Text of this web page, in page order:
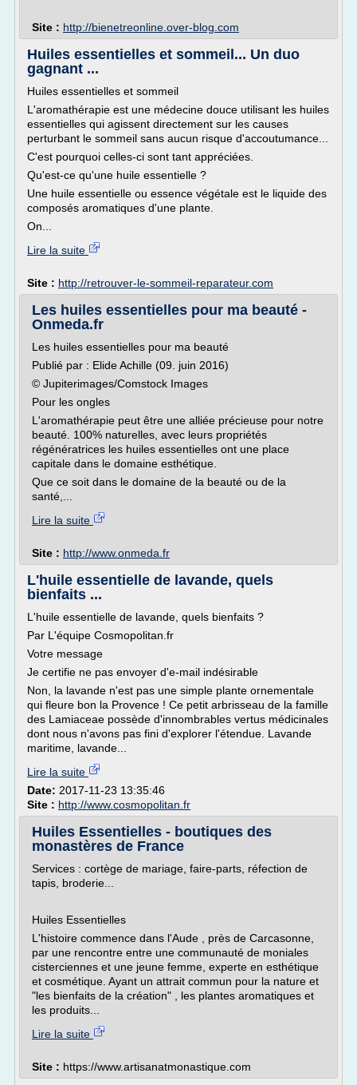
Site : http://bienetreonline.over-blog.com
Huiles essentielles et sommeil... Un duo
gagnant ...
Huiles essentielles et sommeil
L'aromathérapie est une médecine douce utilisant les huiles
essentielles qui agissent directement sur les causes
perturbant le sommeil sans aucun risque d'accoutumance...
C'est pourquoi celles-ci sont tant appréciées.
Qu'est-ce qu'une huile essentielle ?
Une huile essentielle ou essence végétale est le liquide des
composés aromatiques d'une plante.
On...
Lire la suite
Site : http://retrouver-le-sommeil-reparateur.com
Les huiles essentielles pour ma beauté -
Onmeda.fr
Les huiles essentielles pour ma beauté
Publié par : Elide Achille (09. juin 2016)
© Jupiterimages/Comstock Images
Pour les ongles
L'aromathérapie peut être une alliée précieuse pour notre
beauté. 100% naturelles, avec leurs propriétés
régénératrices les huiles essentielles ont une place
capitale dans le domaine esthétique.
Que ce soit dans le domaine de la beauté ou de la
santé,...
Lire la suite
Site : http://www.onmeda.fr
L'huile essentielle de lavande, quels
bienfaits ...
L'huile essentielle de lavande, quels bienfaits ?
Par L'équipe Cosmopolitan.fr
Votre message
Je certifie ne pas envoyer d'e-mail indésirable
Non, la lavande n'est pas une simple plante ornementale
qui fleure bon la Provence ! Ce petit arbrisseau de la famille
des Lamiaceae possède d'innombrables vertus médicinales
dont nous n'avons pas fini d'explorer l'étendue. Lavande
maritime, lavande...
Lire la suite
Date: 2017-11-23 13:35:46
Site : http://www.cosmopolitan.fr
Huiles Essentielles - boutiques des
monastères de France
Services : cortège de mariage, faire-parts, réfection de
tapis, broderie...
Huiles Essentielles
L'histoire commence dans l'Aude , près de Carcasonne,
par une rencontre entre une communauté de moniales
cisterciennes et une jeune femme, experte en esthétique
et cosmétique. Ayant un attrait commun pour la nature et
"les bienfaits de la création" , les plantes aromatiques et
les produits...
Lire la suite
Site : https://www.artisanatmonastique.com